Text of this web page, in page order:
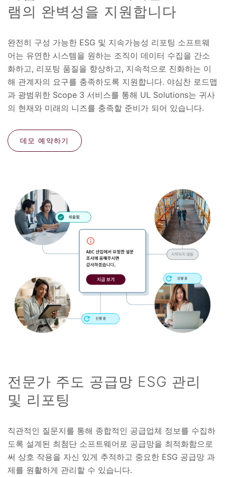
램의 완벽성을 지원합니다
완전히 구성 가능한 ESG 및 지속가능성 리포팅 소프트웨
어는 유연한 시스템을 원하는 조직이 데이터 수집을 간소
화하고, 리포팅 품질을 향상하고, 지속적으로 진화하는 이
해 관계자의 요구를 충족하도록 지원합니다. 야심찬 로드맵
과 광범위한 Scope 3 서비스를 통해 UL Solutions는 귀사
의 현재와 미래의 니즈를 충족할 준비가 되어 있습니다.
데모 예약하기
전문가 주도 공급망 ESG 관리
및 리포팅
직관적인 질문지를 통해 종합적인 공급업체 정보를 수집하
도록 설계된 최첨단 소프트웨어로 공급망을 최적화함으로
써 상호 작용을 자신 있게 추적하고 중요한 ESG 공급망 과
제를 원활하게 관리할 수 있습니다.